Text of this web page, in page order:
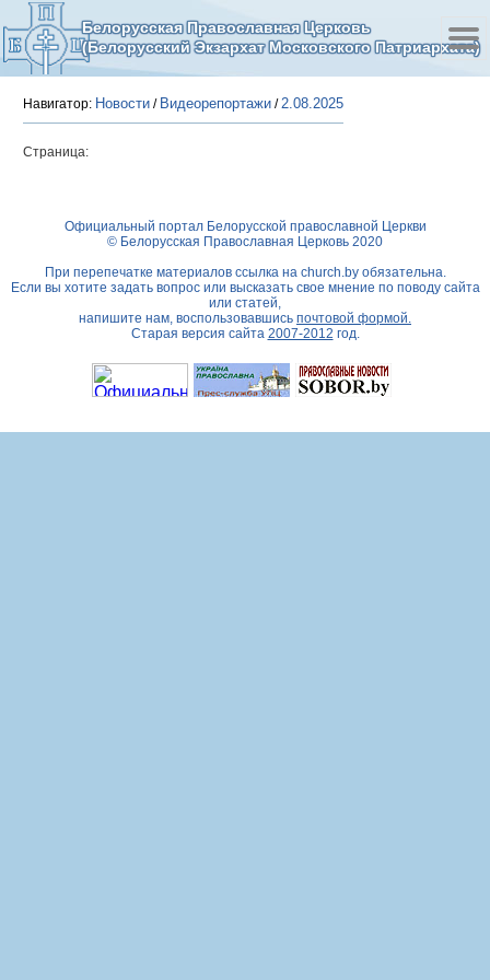
Белорусская Православная Церковь
(Белорусский Экзархат Московского Патриархата)
Навигатор: Новости / Видеорепортажи /2.08.2025
Страница:
Официальный портал Белорусской православной Церкви
© Белорусская Православная Церковь 2020
При перепечатке материалов ссылка на church.byобязательна.
Если вы хотите задать вопрос или высказать свое мнение по поводу сайта
или статей,
напишите нам, воспользовавшись почтовой формой.
Старая версия сайта 2007-2012 год.